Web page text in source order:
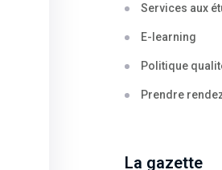
Services aux
E-learning
Politique
Prendre
La gazette